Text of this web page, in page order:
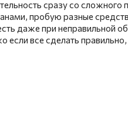
сразу со сложного
пробую разные
даже при неправильной
если все сделать правильно,